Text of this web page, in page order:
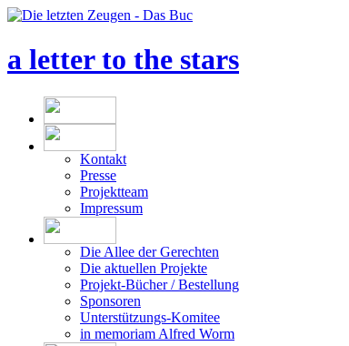
a letter to the stars
Kontakt
Presse
Projektteam
Impressum
Die Allee der Gerechten
Die aktuellen Projekte
Projekt-Bücher / Bestellung
Sponsoren
Unterstützungs-Komitee
in memoriam Alfred Worm